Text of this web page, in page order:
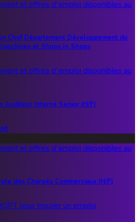
Chef Département Développement du
et Shops In Shops
Auditeur Interne Senior (H/F)
des Chargés Commerciaux (H/F)